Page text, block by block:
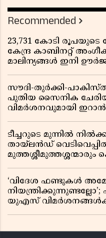
Recommended
23,731 കോടി
കേന്ദ്ര കാബിനറ്റ്
മാലിന്യങ്ങൾ ഇനി
സൗദി-തുർക്കി-
പുതിയ സൈനിക
വിമർശനവുമായി ഇറാൻ
ടീച്ചറുടെ മുന്നിൽ
തായ്‌ലൻഡ്
മുത്തശ്ശീമുത്തശ്ശന്മാരും
‘വിദേശ ഫണ്ടുകൾ
യുഎസ് വിമർശനങ്ങൾക്ക്